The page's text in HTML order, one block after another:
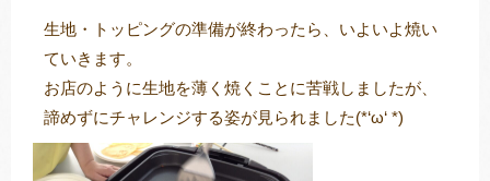
生地・トッピングの準備が終わったら、いよいよ焼い
ていきます。
お店のように生地を薄く焼くことに苦戦しましたが、
諦めずにチャレンジする姿が見られました(*‘ω‘ *)